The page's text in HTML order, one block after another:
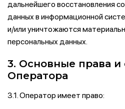
дальнейшего восстановления
данных в информационной
и/или уничтожаются
персональных данных.
3. Основные права и
Оператора
3.1. Оператор имеет право: